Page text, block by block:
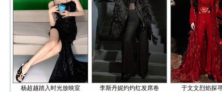
杨超越踏入时光放映室 李斯丹妮灼灼红发席卷 于文文烈焰探